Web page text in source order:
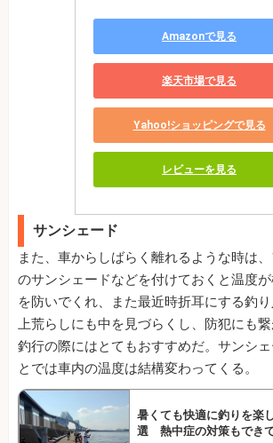
Amazonで見る
楽天市場で見る
Yahoo!ショッピングで見る
レビューを見る
サンシェード
また、車からしばらく離れるような時は
のサンシェードなどを付けておくと温度
を防いでくれ、また最近時折耳にする釣
上荒らしにも中を見づらくし、防犯にも
釣行の際にはとてもおすすめだ。サンシ
とでは車内の温度は結構変わってくる。
暑くても快適に釣りを楽
選 熱中症の対策もでき